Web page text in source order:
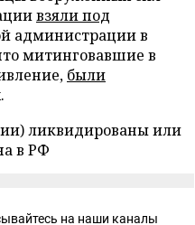
взяли под
администрации в
митинговавшие в
были
ликвидированы или
в РФ
на наши каналы